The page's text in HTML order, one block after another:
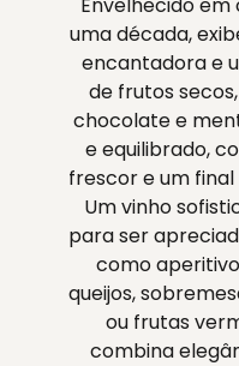
uma década,
encantadora e
de frutos
chocolate e
e equilibrado,
frescor e um final
Um vinho
para ser
como
queijos,
ou frutas
combina